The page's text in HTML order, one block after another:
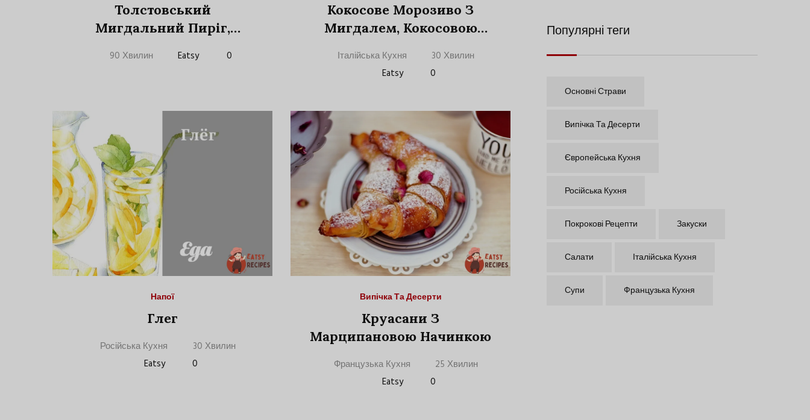
Толстовський
Мигдальний Пиріг,
Діабет
90 Хвилин Eatsy 0
Кокосове Морозиво З
Мигдалем, Кокосовою
Raffaello
Італійська Кухня
30 Хвилин
Eatsy
0
Напої
Глег
Російська Кухня
30 Хвилин
Eatsy
0
Випічка Та Десерти
Круасани З
Марципановою Начинкою
Французька Кухня
25 Хвилин
Eatsy
0
Популярні теги
Основні Страви
Випічка Та Десерти
Європейська Кухня
Російська Кухня
Покрокові Рецепти Закуски
Салати Італійська Кухня
Супи Французька Кухня